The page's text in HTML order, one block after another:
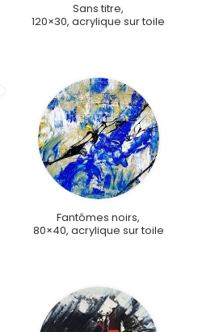
Sans titre,
120×30, acrylique sur toile
Fantômes noirs,
80×40, acrylique sur toile